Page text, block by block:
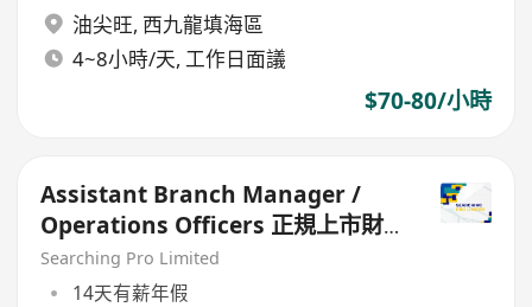
油尖旺, 西九龍填海區
4~8小時/天, 工作日面議
$70-80/小時
Assistant Branch Manager /
Operations Officers 正規上市財
務公司
Searching Pro Limited
14天有薪年假